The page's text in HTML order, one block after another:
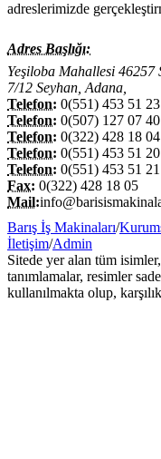
adreslerimizde
Adres Başlığı:
Yeşiloba Mahallesi
7/12 Seyhan, Adana,
Telefon: 0(551) 453 51 23
Telefon: 0(507) 127 07 40
Telefon: 0(322) 428 18 04
Telefon: 0(551) 453 51 20
Telefon: 0(551) 453 51 21
Fax: 0(322) 428 18 05
Mail:
Barış İş Makinaları/
İletişim/Admin
Sitede yer alan tüm
tanımlamalar, resimler
kullanılmakta olup,